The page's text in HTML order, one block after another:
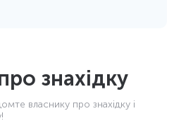
знахідку
власнику про знахідку і